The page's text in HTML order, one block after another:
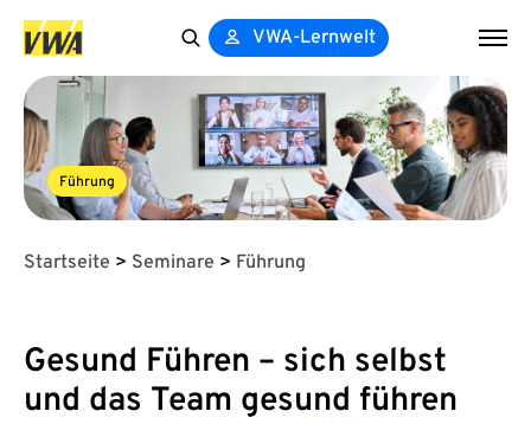
for:
VWA-Lernwelt
Führung
Startseite > Seminare > Führung
Gesund Führen – sich selbst
und das Team gesund führen